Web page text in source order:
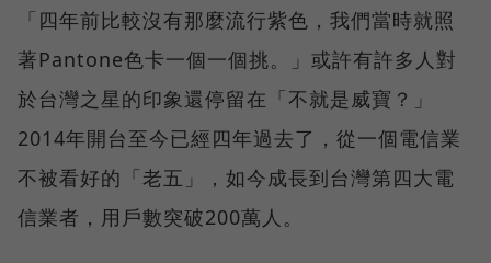
「四年前比較沒有那麼流行紫色，我們當時就照
著Pantone色卡一個一個挑。」或許有許多人對
於台灣之星的印象還停留在「不就是威寶？」
2014年開台至今已經四年過去了，從一個電信業
不被看好的「老五」，如今成長到台灣第四大電
信業者，用戶數突破200萬人。